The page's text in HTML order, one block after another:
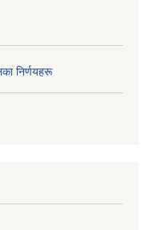
निर्णयहरू